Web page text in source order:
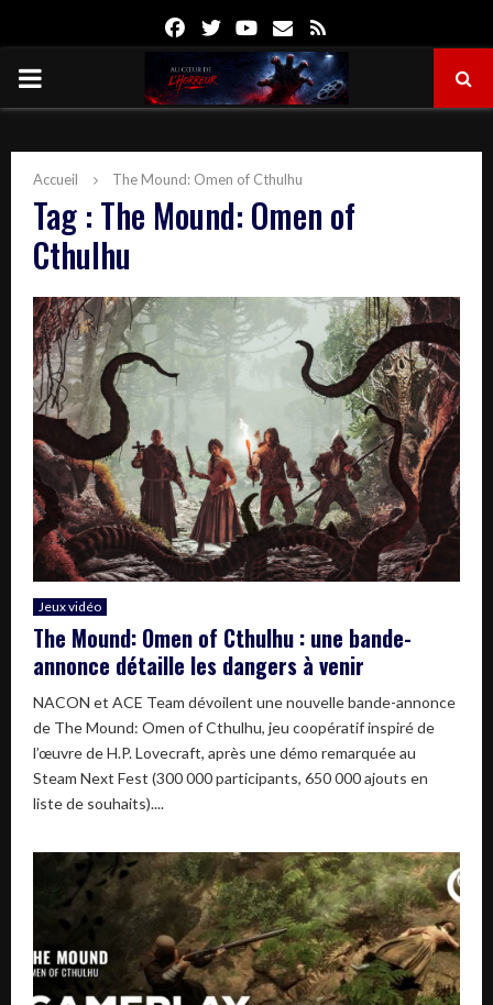
FacebookTwitterYoutube
Email
PRIMARY
Accueil The Mound: Omen of Cthulhu
Tag : The Mound: Omen of
Cthulhu
Jeux vidéo
The Mound: Omen of Cthulhu : une bande-
annonce détaille les dangers à venir
NACON et ACE Team dévoilent une nouvelle bande-annonce
de The Mound: Omen of Cthulhu, jeu coopératif inspiré de
l’œuvre de H.P. Lovecraft, après une démo remarquée au
Steam Next Fest (300 000 participants, 650 000 ajouts en
liste de souhaits)....